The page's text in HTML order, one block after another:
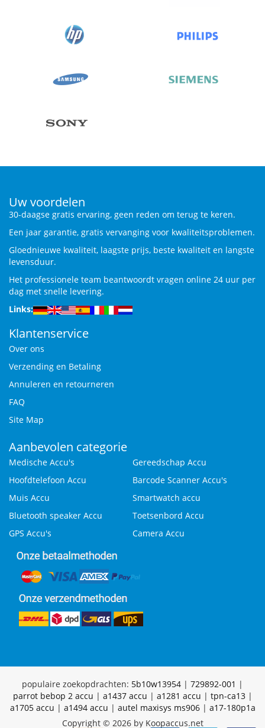
Uw voordelen
30-daagse gratis ervaring, geen reden om terug te keren.
Een jaar garantie, gratis vervanging voor kwaliteitsproblemen.
Gloednieuwe kwaliteit, laagste prijs, beste kwaliteit en langste
levensduur.
Het professionele team beantwoordt vragen online 24 uur per
dag met snelle levering.
Links:
Klantenservice
Over ons
Verzending en Betaling
Annuleren en retourneren
FAQ
Site Map
Aanbevolen categorie
Medische Accu's
Gereedschap Accu
Hoofdtelefoon Accu
Barcode Scanner Accu's
Muis Accu
Smartwatch accu
Bluetooth speaker Accu
Toetsenbord Accu
GPS Accu's
Camera Accu
populaire zoekopdrachten: 5b10w13954 | 729892-001 |
parrot bebop 2 accu | a1437 accu | a1281 accu | tpn-ca13|
a1705 accu | a1494 accu | autel maxisys ms906| a17-180p1a
Copyright © 2026 by Koopaccus.net